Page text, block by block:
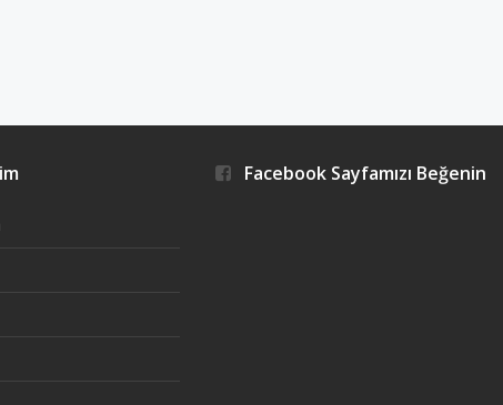
Facebook Sayfamızı Beğenin